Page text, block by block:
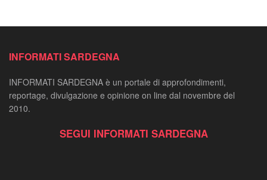
INFORMATI SARDEGNA
INFORMATI SARDEGNA è un portale di approfondimenti,
reportage, divulgazione e opinione on line dal novembre del
2010.
SEGUI INFORMATI SARDEGNA